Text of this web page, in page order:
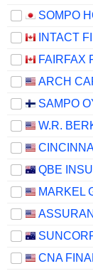
SOMPO
SAMPO
MARKEL